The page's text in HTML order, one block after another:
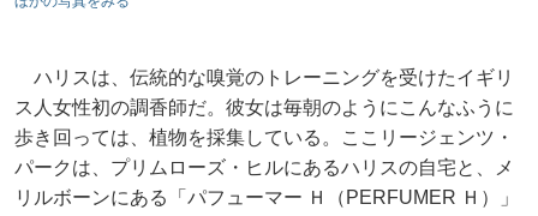
ハリスは、伝統的な嗅覚のトレーニングを受けたイギリ
ス人女性初の調香師だ。彼女は毎朝のようにこんなふうに
歩き回っては、植物を採集している。ここリージェンツ・
パークは、プリムローズ・ヒルにあるハリスの自宅と、メ
リルボーンにある「パフューマー Ｈ（PERFUMER Ｈ）」